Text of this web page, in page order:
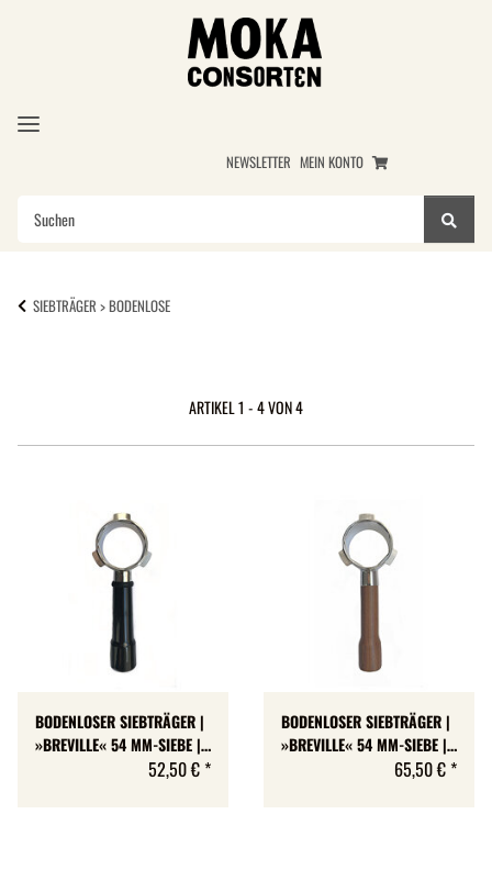
NEWSLETTER MEIN KONTO
SIEBTRÄGER > BODENLOSE
ARTIKEL 1 - 4 VON 4
BODENLOSER SIEBTRÄGER |
»BREVILLE« 54 MM-SIEBE |
KUNSTSTOFF-GRIFF52,50 € *
BODENLOSER SIEBTRÄGER |
»BREVILLE« 54 MM-SIEBE |
65,50 € *